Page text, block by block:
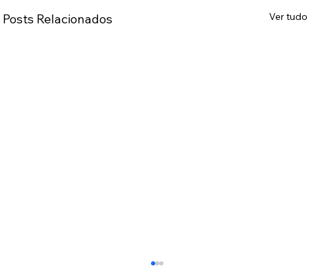
Posts Relacionados Ver tudo